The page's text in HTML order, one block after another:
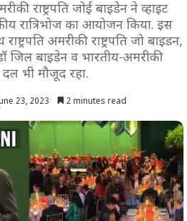
राष्ट्रपति जोई बाइडेन ने व्हाइट
रात्रिभोज का आयोजन किया. इस
राष्ट्रपति अमरीकी राष्ट्रपति जो बाइडन,
जिल बाइडेन व भारतीय-अमरीकी
दल भी मौजूद रहा.
23, 2023 2 minutes read